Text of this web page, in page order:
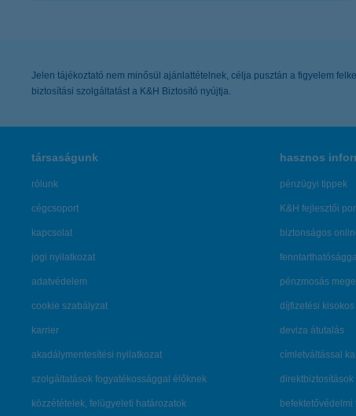
Jelen tájékoztató nem minősül ajánlattételnek, célja pusztán a figyelem
biztosítási szolgáltatást a K&H Biztosító nyújtja.
társaságunk
rólunk
cégcsoport
kapcsolat
jogi nyilatkozat
adatvédelem
cookie szabályzat
karrier
akadálymentesítési nyilatkozat
szolgáltatások fogyatékossággal élőknek
közzétételek, felügyeleti határozatok
hasznos
pénzügyi tippek
K&H fejlesztői
biztonságos
pénzmosás
díjfizetési kisokos
deviza átutalás
címletváltással
direktbiztosítások